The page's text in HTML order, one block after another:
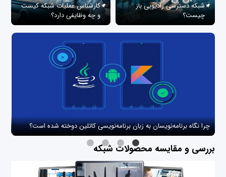
شبکه دسترسی رادیویی باز
چیست؟
کارشناس عملیات شبکه کیست
و چه وظایفی دارد؟
چرا نگاه برنامه‌نویسان به زبان برنامه‌نویسی کاتلین دوخته شده است؟
بررسی و مقایسه محصولات شبکه